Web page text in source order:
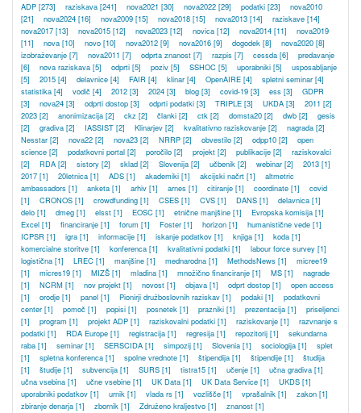
ADP [273] raziskava [241] nova2021 [30] nova2022 [29] podatki [23]
nova2010
[21]
nova2024 [16] nova2009 [15] nova2018 [15] nova2013 [14] raziskave [14]
nova2017 [13] nova2015 [12] nova2023 [12] novica [12] nova2014 [11]
nova2019
[11]
nova [10] novo [10] nova2012 [9] nova2016 [9] dogodek [8] nova2020 [8]
izobraževanje [7] nova2011 [7] odprta znanost [7] razpis [7] cessda [6]
predavanje
[6]
nova raziskava [5] odprti [5] poziv [5] SSHOC [5] uporabniki [5]
usposabljanje
[5]
2015 [4] delavnice [4] FAIR [4] klinar [4] OpenAIRE [4] spletni seminar [4]
statistika [4] vodič [4] 2012 [3] 2024 [3] blog [3] covid-19 [3] ess [3]
GDPR
[3]
nova24 [3] odprti dostop [3] odprti podatki [3] TRIPLE [3] UKDA [3] 2011 [2]
2023 [2] anonimizacija [2] ckz [2] članki [2] ctk [2] domsta20 [2] dwb [2]
gesis
[2]
gradiva [2] IASSIST [2] Klinarjev [2] kvalitativno raziskovanje [2] nagrada [2]
Nesstar [2] nova22 [2] nova23 [2] NRRP [2] obvestilo [2] odpp10 [2]
open
science [2] podatkovni portal [2] poročilo [2] projekt [2] publikacije [2]
raziskovalci
[2]
RDA [2] sistory [2] sklad [2] Slovenija [2] učbenik [2] webinar [2] 2013 [1]
2017 [1] 20letnica [1] ADS [1] akademiki [1] akcijski načrt [1]
altmetric
ambassadors [1] anketa [1] arhiv [1] arnes [1] citiranje [1] coordinate [1]
covid
[1]
CRONOS [1] crowdfunding [1] CSES [1] CVS [1] DANS [1] delavnica [1]
delo [1] dmeg [1] elsst [1] EOSC [1] etnične manjšine [1] Evropska komisija [1]
Excel [1] financiranje [1] forum [1] Foster [1] horizon [1] humanistične vede [1]
ICPSR [1] igra [1] informacije [1] iskanje podatkov [1] knjiga [1] koda [1]
komercialne storitve [1] konferenca [1] kvalitativni podatki [1] labour force survey [1]
logistična [1] LREC [1] manjšine [1] mednarodna [1] MethodsNews [1]
micree19
[1]
micres19 [1] MIZŠ [1] mladina [1] množično financiranje [1] MS [1]
nagrade
[1]
NCRM [1] nov projekt [1] novost [1] objava [1] odprt dostop [1]
open access
[1]
orodje [1] panel [1] Pionirji družboslovnih raziskav [1] podaki [1]
podatkovni
center [1] pomoč [1] popisi [1] posnetek [1] prazniki [1] prezentacija [1]
priseljenci
[1]
program [1] projekt ADP [1] raziskovalni podatki [1] raziskovanje [1]
razvnanje s
podatki [1] RDA Europe [1] registracija [1] regresija [1] repozitorij [1]
sekundarna
raba [1] seminar [1] SERSCIDA [1] simpozij [1] Slovenia [1] sociologija [1]
splet
[1]
spletna konferenca [1] spolne vrednote [1] štipendija [1] štipendije [1]
študija
[1]
študije [1] subvencija [1] SURS [1] tistra15 [1] učenje [1] učna gradiva [1]
učna vsebina [1] učne vsebine [1] UK Data [1] UK Data Service [1] UKDS [1]
uporabniki podatkov [1] urnik [1] vlada rs [1] vozlišče [1] vprašalnik [1] zakon [1]
zbiranje denarja [1] zbornik [1] Združeno kraljestvo [1] znanost [1]